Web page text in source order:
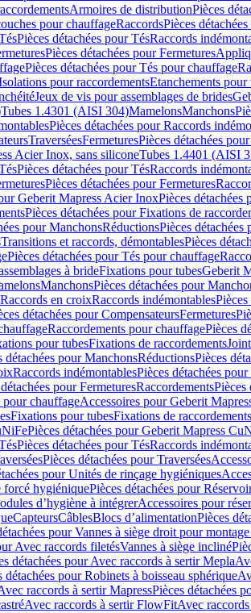
Armoires de distributionPièces
pour chauffageRaccordsPièces
Pièces détachées pour TésRaccords
Pièces détachées pour Fermetures
Pièces détachées pour Tés pour chauffage
pour raccordementsEtanchements pour
Jeux de vis pour assemblages de brides
Tubes 1.4301 (AISI 304)MamelonsManchons
Pièces détachées pour Raccords
TraverséesFermeturesPièces détachées
Acier Inox, sans siliconeTubes 1.4401 (AISI
Pièces détachées pour TésRaccords
Pièces détachées pour Fermetures
Geberit Mapress Acier InoxPièces
Pièces détachées pour Fixations de
pour ManchonsRéductionsPièces détachées
Transitions et raccords, démontablesPièces
Pièces détachées pour Tés pour chauffage
à brideFixations pour tubesGeberit
ManchonsPièces détachées pour
en croixRaccords indémontables
détachées pour CompensateursFermetures
Raccordements pour chauffagePièces
pour tubesFixations de raccordements
détachées pour ManchonsRéductionsPièces
Raccords indémontablesPièces détachées
pour FermeturesRaccordementsPièces
pour chauffageAccessoires pour Geberit
Fixations pour tubesFixations de raccordements
Pièces détachées pour Geberit Mapress
Pièces détachées pour TésRaccords
Pièces détachées pour Traversées
pour Unités de rinçage hygiéniques
forcé hygiéniquePièces détachées pour
d’hygiène à intégrerAccessoires pour
CapteursCâblesBlocs d’alimentationPièces
pour Vannes à siège droit pour
Avec raccords filetésVannes à siège incliné
détachées pour Avec raccords à sertir Mepla
détachées pour Robinets à boisseau sphérique
raccords à sertir MapressPièces détachées
Avec raccords à sertir FlowFitAvec